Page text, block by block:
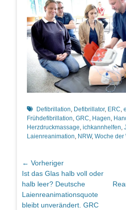
Schlagworte
Defibrillation, Defibrillator, ERC,
Frühdefibrillation, GRC, Hagen,
Herzdruckmassage, ichkannhelfen,
Laienreanimation, NRW, Woche der
Beitragsnavigation
← Vorheriger
Vorheriger
Beitrag:
Ist das Glas halb voll oder
halb leer? Deutsche
Laienreanimationsquote
bleibt unverändert. GRC